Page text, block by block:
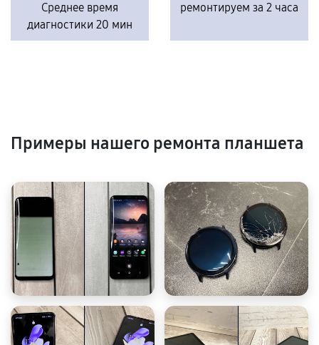
Среднее время
диагностики 20 мин
ремонтируем за 2 часа
Примеры нашего ремонта планшета